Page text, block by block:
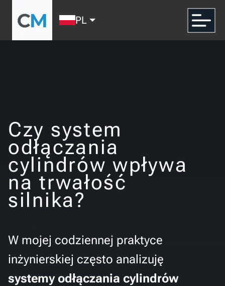
PL
Czy system
odłączania
cylindrów wpływa
na trwałość
silnika?
W mojej codziennej praktyce
inżynierskiej często analizuję
systemy odłączania cylindrów